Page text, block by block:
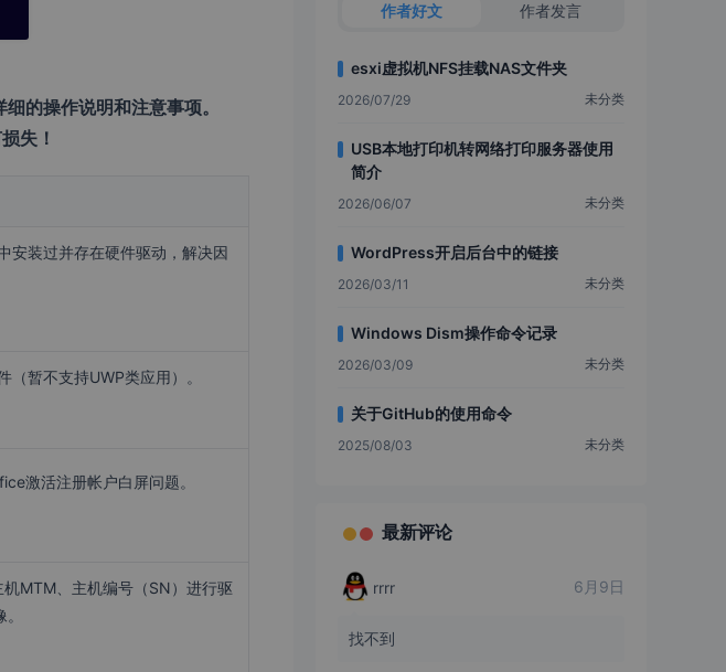
的操作说明和注意事项。
失！
安装过并存在硬件驱动，解决因
暂不支持UWP类应用）。
激活注册帐户白屏问题。
MTM、主机编号（SN）进行驱
作者好文 作者发言
esxi虚拟机NFS挂载NAS文件夹
2026/07/29 未分类
USB本地打印机转网络打印服务器使用
简介
2026/06/07 未分类
WordPress开启后台中的链接
2026/03/11 未分类
Windows Dism操作命令记录
2026/03/09 未分类
关于GitHub的使用命令
2025/08/03 未分类
最新评论
rrrr 6月9日
找不到